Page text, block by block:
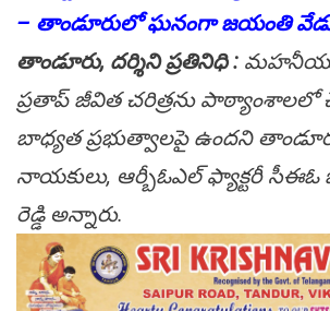
– తాండూరులో ఘనంగా జయంతి
తాండూరు, దర్శిని ప్రతినిధి :
ప్రతాప్‌ జీవిత చరిత్రను పాఠ్యాంశాలలో
బాధ్యత ప్రభుత్వాలపై ఉందని
నాయకులు, ఆర్బీఓఎల్ ఫ్యాక్టరీ సీఈఓ
రెడ్డి అన్నారు.